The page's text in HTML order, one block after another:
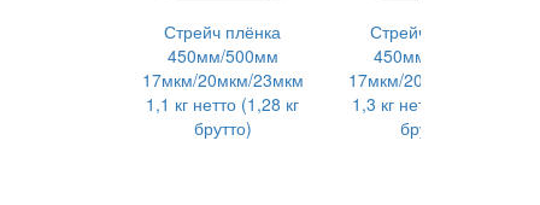
Стрейч плёнка
450мм/500мм
17мкм/20мкм/23мкм
1,1 кг нетто (1,28 кг
брутто)
Стрейч плёнка
450мм/500мм
17мкм/20мкм/23мкм
1,3 кг нетто (1,48 кг
брутто)